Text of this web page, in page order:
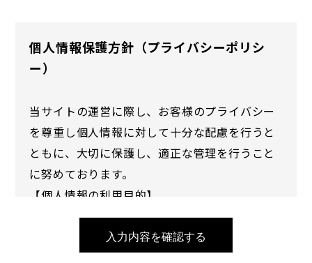
個人情報保護方針（プライバシーポリシ
ー）
当サイトの運営に際し、お客様のプライバシー
を尊重し個人情報に対して十分な配慮を行うと
ともに、大切に保護し、適正な管理を行うこと
に努めております。
【個人情報の利用目的】
a) お客様のご要望に合わせたサービスをご提供
するための各種ご連絡。
b) お問い合わせいただいたご質問への回答のご
入力内容を確認する